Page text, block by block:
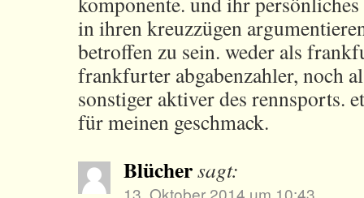
in ihren kreuzzügen
betroffen zu sein. weder als
frankfurter abgabenzahler, noch
sonstiger aktiver des rennsports.
für meinen geschmack.
Blüchersagt:
13. Oktober 2014 um 10:43